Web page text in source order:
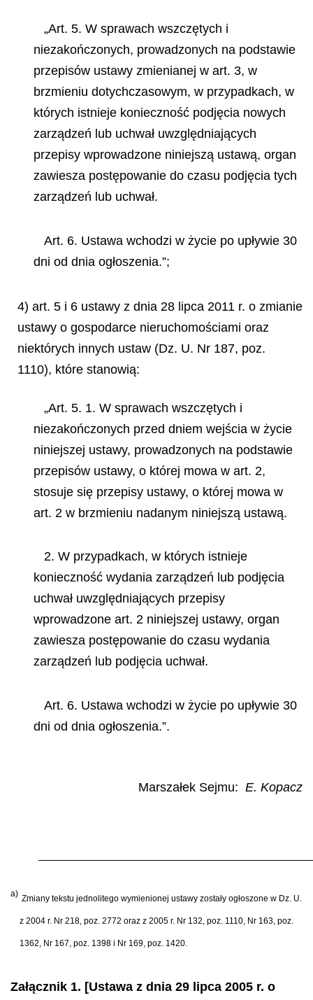
„Art. 5. W sprawach wszczętych i
niezakończonych, prowadzonych na podstawie
przepisów ustawy zmienianej w art. 3, w
brzmieniu dotychczasowym, w przypadkach, w
których istnieje konieczność podjęcia nowych
zarządzeń lub uchwał uwzględniających
przepisy wprowadzone niniejszą ustawą, organ
zawiesza postępowanie do czasu podjęcia tych
zarządzeń lub uchwał.
Art. 6. Ustawa wchodzi w życie po upływie 30
dni od dnia ogłoszenia.”;
4) art. 5 i 6 ustawy z dnia 28 lipca 2011 r. o zmianie
ustawy o gospodarce nieruchomościami oraz
niektórych innych ustaw (Dz. U. Nr 187, poz.
1110), które stanowią:
„Art. 5. 1. W sprawach wszczętych i
niezakończonych przed dniem wejścia w życie
niniejszej ustawy, prowadzonych na podstawie
przepisów ustawy, o której mowa w art. 2,
stosuje się przepisy ustawy, o której mowa w
art. 2 w brzmieniu nadanym niniejszą ustawą.
2. W przypadkach, w których istnieje
konieczność wydania zarządzeń lub podjęcia
uchwał uwzględniających przepisy
wprowadzone art. 2 niniejszej ustawy, organ
zawiesza postępowanie do czasu wydania
zarządzeń lub podjęcia uchwał.
Art. 6. Ustawa wchodzi w życie po upływie 30
dni od dnia ogłoszenia.”.
Marszałek Sejmu: E. Kopacz
a) Zmiany tekstu jednolitego wymienionej ustawy zostały ogłoszone w Dz. U.
z 2004 r. Nr 218, poz. 2772 oraz z 2005 r. Nr 132, poz. 1110, Nr 163, poz.
1362, Nr 167, poz. 1398 i Nr 169, poz. 1420.
Załącznik 1. [Ustawa z dnia 29 lipca 2005 r. o